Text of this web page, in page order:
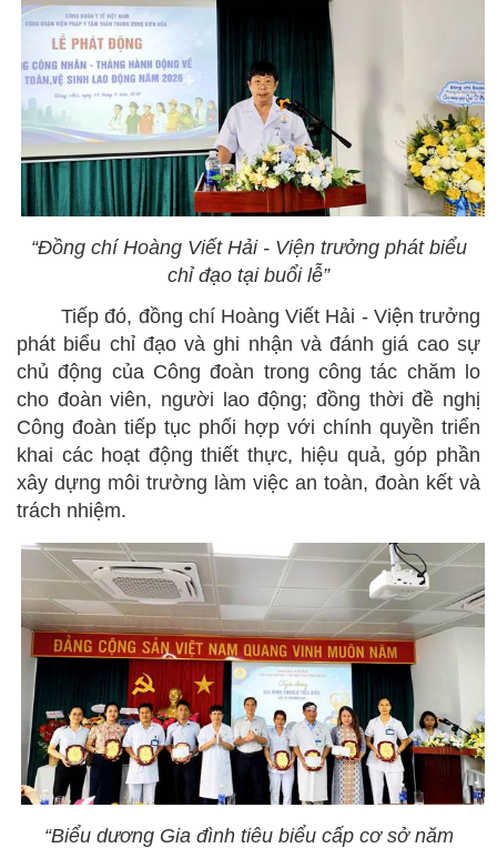
“Đồng chí Hoàng Viết Hải - Viện trưởng phát biểu
chỉ đạo tại buổi lễ”
Tiếp đó, đồng chí Hoàng Viết Hải - Viện trưởng
phát biểu chỉ đạo và ghi nhận và đánh giá cao sự
chủ động của Công đoàn trong công tác chăm lo
cho đoàn viên, người lao động; đồng thời đề nghị
Công đoàn tiếp tục phối hợp với chính quyền triển
khai các hoạt động thiết thực, hiệu quả, góp phần
xây dựng môi trường làm việc an toàn, đoàn kết và
trách nhiệm.
“Biểu dương Gia đình tiêu biểu cấp cơ sở năm